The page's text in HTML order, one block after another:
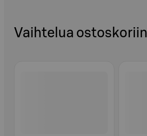
Vaihtelua ostoskoriin